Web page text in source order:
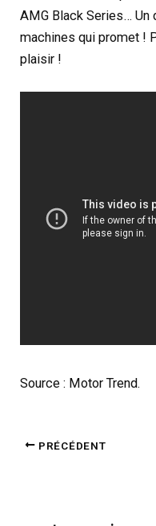
AMG Black Series…
machines qui promet !
plaisir !
Source : Motor Trend.
PRÉCÉDENT